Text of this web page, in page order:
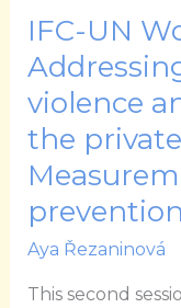
IFC-UN
violence
the
prevention
Aya Řezaninová
This second
violence
harassment
in
the
private
sector:
Measurement
as
a